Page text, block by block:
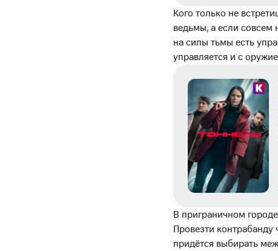
Кого только не
ведьмы, а если
на силы тьмы есть
управляется и с
В приграничном
Провезти контрабанду
придётся выбирать